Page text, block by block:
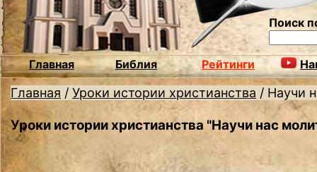
Поиск
Главная Библия Рейтинги
Главная / Уроки истории христианства / Научи
Уроки истории христианства "Научи нас